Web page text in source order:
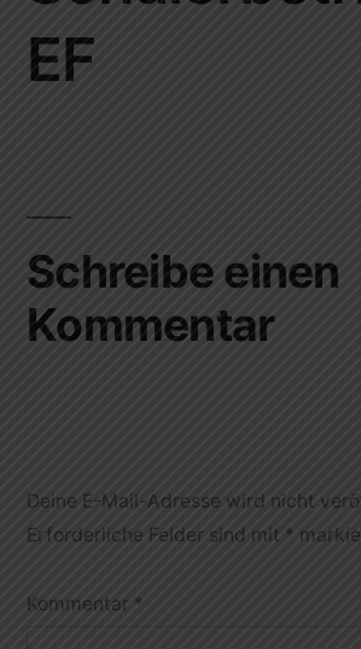
EF
Schreibe einen
Kommentar
Deine E-Mail-Adresse wird nicht
Erforderliche Felder sind mit *
Kommentar *